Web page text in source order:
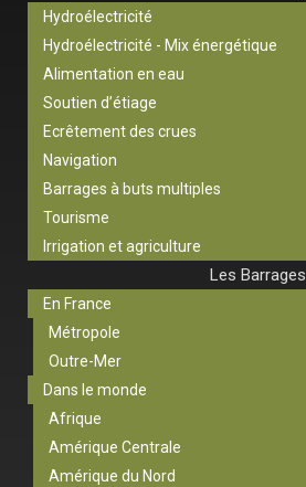
Hydroélectricité
Hydroélectricité - Mix énergétique
Alimentation en eau
Soutien d’étiage
Ecrêtement des crues
Navigation
Barrages à buts multiples
Tourisme
Irrigation et agriculture
Les Barrages
En France
Métropole
Outre-Mer
Dans le monde
Afrique
Amérique Centrale
Amérique du Nord